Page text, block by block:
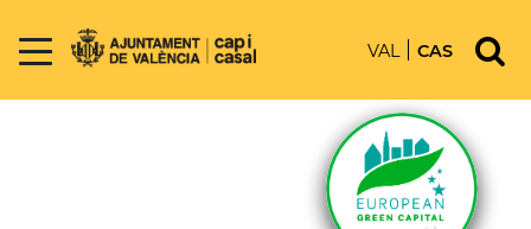
VAL CAS